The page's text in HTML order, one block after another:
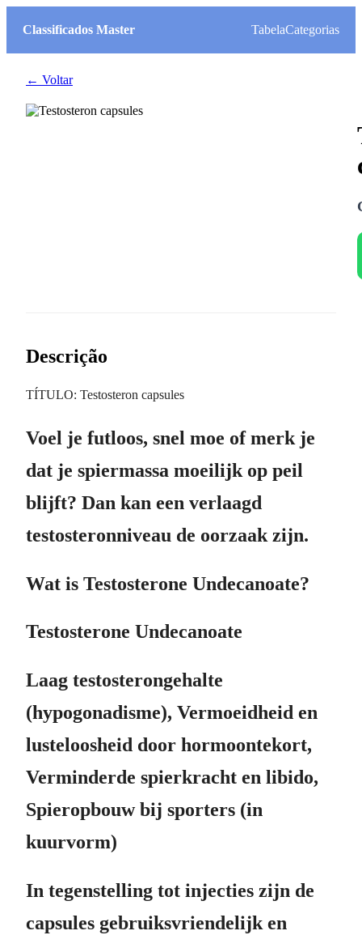
Classificados Master TabelaCategorias
← Voltar
Descrição
TÍTULO: Testosteron capsules
Voel je futloos, snel moe of merk je
dat je spiermassa moeilijk op peil
blijft? Dan kan een verlaagd
testosteronniveau de oorzaak zijn.
Wat is Testosterone Undecanoate?
Testosterone Undecanoate
Laag testosterongehalte
(hypogonadisme), Vermoeidheid en
lusteloosheid door hormoontekort,
Verminderde spierkracht en libido,
Spieropbouw bij sporters (in
kuurvorm)
In tegenstelling tot injecties zijn de
capsules gebruiksvriendelijk en